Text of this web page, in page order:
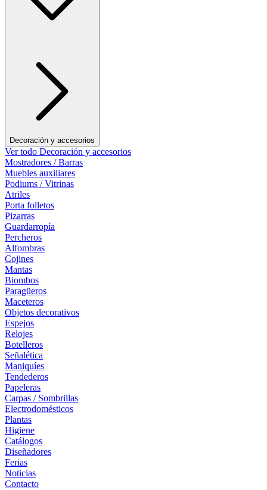
Decoración y accesorios
Ver todo Decoración y accesorios
Mostradores / Barras
Muebles auxiliares
Podiums / Vitrinas
Atriles
Porta folletos
Pizarras
Guardarropía
Percheros
Alfombras
Cojines
Mantas
Biombos
Paragüeros
Maceteros
Objetos decorativos
Espejos
Relojes
Botelleros
Señalética
Maniquíes
Tendederos
Papeleras
Carpas / Sombrillas
Electrodomésticos
Plantas
Higiene
Catálogos
Diseñadores
Ferias
Noticias
Contacto